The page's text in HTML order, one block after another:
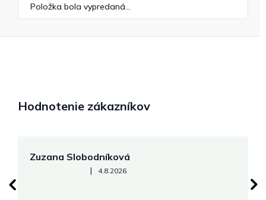
Položka bola vypredaná…
Hodnotenie zákazníkov
Zuzana Slobodníková
Hodnotenie obchodu je 5 z 5 hviezdičiek.
| 4.8.2026